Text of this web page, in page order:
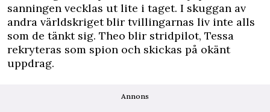
sanningen vecklas ut lite i taget. I skuggan av
andra världskriget blir tvillingarnas liv inte alls
som de tänkt sig. Theo blir stridpilot, Tessa
rekryteras som spion och skickas på okänt
uppdrag.
Annons